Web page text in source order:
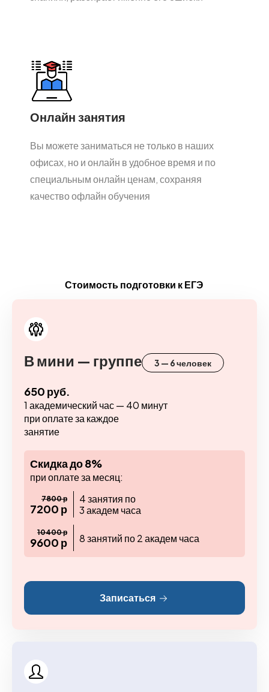
Онлайн занятия
Вы можете заниматься не только в наших
офисах, но и онлайн в удобное время и по
специальным онлайн ценам, сохраняя
качество офлайн обучения
Стоимость подготовки к ЕГЭ
В мини — группе 3 — 6 человек
650 руб.
1 академический час — 40 минут
при оплате за каждое
занятие
Скидка до 8%
при оплате за месяц:
7800 р
7200 р
4 занятия по
3 академ часа
10400 р
9600 р 8 занятий по 2 академ часа
Записаться